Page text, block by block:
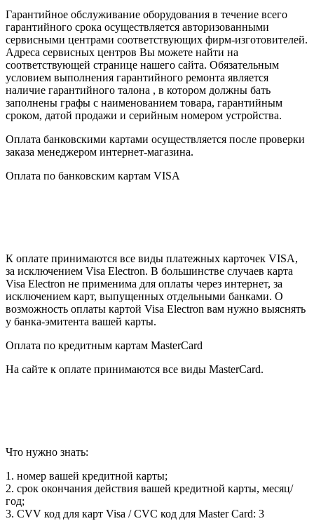
Гарантийное обслуживание оборудования в течение всего
гарантийного срока осуществляется авторизованными
сервисными центрами соответствующих фирм-изготовителей.
Адреса сервисных центров Вы можете найти на
соответствующей странице нашего сайта. Обязательным
условием выполнения гарантийного ремонта является
наличие гарантийного талона , в котором должны бать
заполнены графы с наименованием товара, гарантийным
сроком, датой продажи и серийным номером устройства.
Оплата банковскими картами осуществляется после проверки
заказа менеджером интернет-магазина.
Оплата по банковским картам VISA
К оплате принимаются все виды платежных карточек VISA,
за исключением Visa Electron. В большинстве случаев карта
Visa Electron не применима для оплаты через интернет, за
исключением карт, выпущенных отдельными банками. О
возможность оплаты картой Visa Electron вам нужно выяснять
у банка-эмитента вашей карты.
Оплата по кредитным картам MasterCard
На сайте к оплате принимаются все виды MasterCard.
Что нужно знать:
1. номер вашей кредитной карты;
2. cрок окончания действия вашей кредитной карты, месяц/
год;
3. CVV код для карт Visa / CVC код для Master Card: 3